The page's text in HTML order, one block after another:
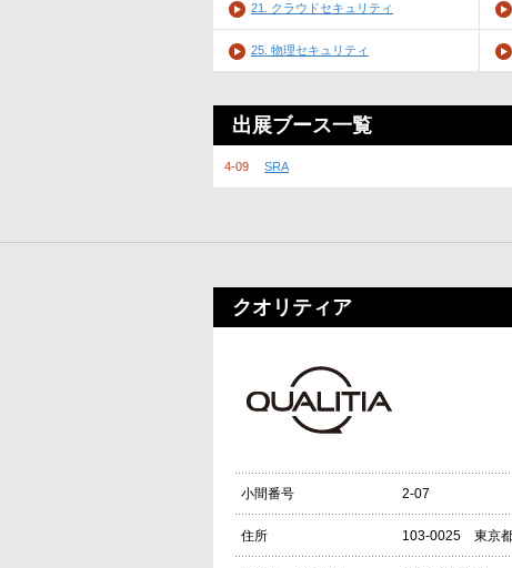
21. クラウドセキュリティ
25. 物理セキュリティ
出展ブース一覧
4-09 SRA
クオリティア
小間番号 2-07
住所 103-0025 東京